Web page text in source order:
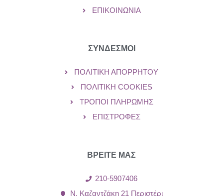
ΕΠΙΚΟΙΝΩΝΊΑ
ΣΥΝΔΕΣΜΟΙ
ΠΟΛΙΤΙΚΉ ΑΠΟΡΡΉΤΟΥ
ΠΟΛΙΤΙΚΉ COOKIES
ΤΡΌΠΟΙ ΠΛΗΡΩΜΉΣ
ΕΠΙΣΤΡΟΦΈΣ
ΒΡΕΙΤΕ ΜΑΣ
210-5907406
Ν. Καζαντζάκη 21 Περιστέρι